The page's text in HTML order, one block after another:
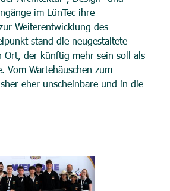
im LünTec ihre
Weiterentwicklung des
stand die neugestaltete
Ort, der künftig mehr sein soll als
Vom Wartehäuschen zum
eher unscheinbare und in die